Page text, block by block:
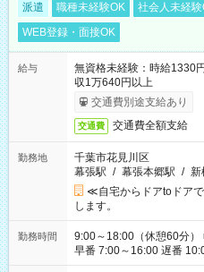
派遣 職種未経験OK 社会人未経験
WEB登録・面接OK
給与
無資格未経験：時給
収1万640円以上
交通費別途支給あり
交通費 交通費全額支給
勤務地
千葉市花見川区
幕張駅 / 幕張本郷駅 / 新
≪自宅からドアtoドア
します。
勤務時間
9:00～18:00（休憩60分） ■ご希望があれば下記シフトもOK！
早番 7:00～16:00 遅番 10:00～19:00 「家族
い」 「余裕を持って夕飯